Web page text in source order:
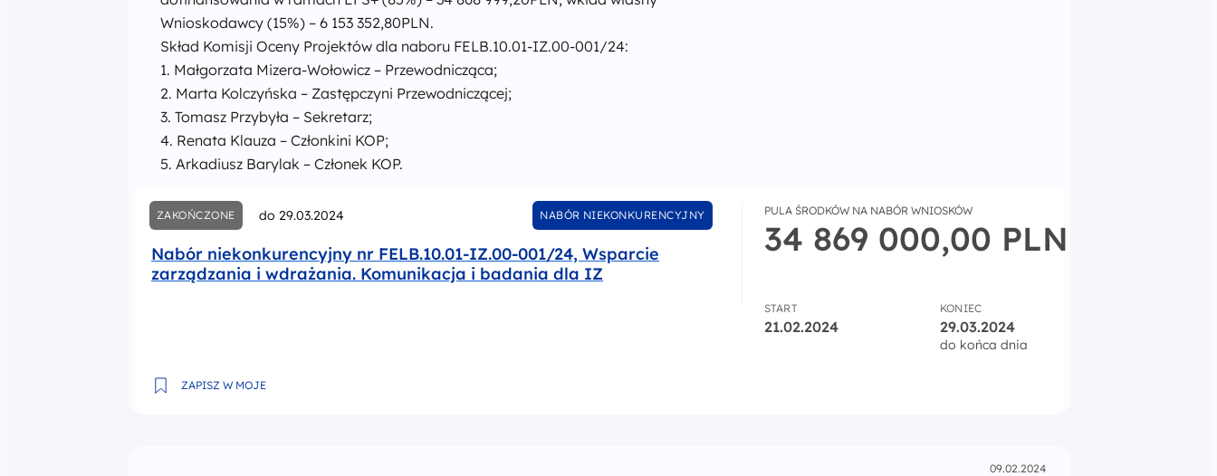
Wnioskodawcy (15%) – 6 153 352,80PLN.
Skład Komisji Oceny Projektów dla naboru FELB.10.01-IZ.00-001/24:
1. Małgorzata Mizera-Wołowicz – Przewodnicząca;
2. Marta Kolczyńska – Zastępczyni Przewodniczącej;
3. Tomasz Przybyła – Sekretarz;
4. Renata Klauza – Członkini KOP;
5. Arkadiusz Barylak – Członek KOP.
ZAKOŃCZONE do 29.03.2024 NABÓR NIEKONKURENCYJNY
Nabór niekonkurencyjny nr FELB.10.01-IZ.00-001/24, Wsparcie
zarządzania i wdrażania. Komunikacja i badania dla IZ
PULA ŚRODKÓW NA NABÓR WNIOSKÓW
34 869 000,00 PLN
START
21.02.2024
KONIEC
29.03.2024
do końca dnia
ZAPISZ W MOJE
Nabór niekonkurencyjny nr FELB.10.01-IZ.00-001/24, Wsparcie zarządzania i wdrażania. Komunikacja i badania dla IZ
09.02.2024